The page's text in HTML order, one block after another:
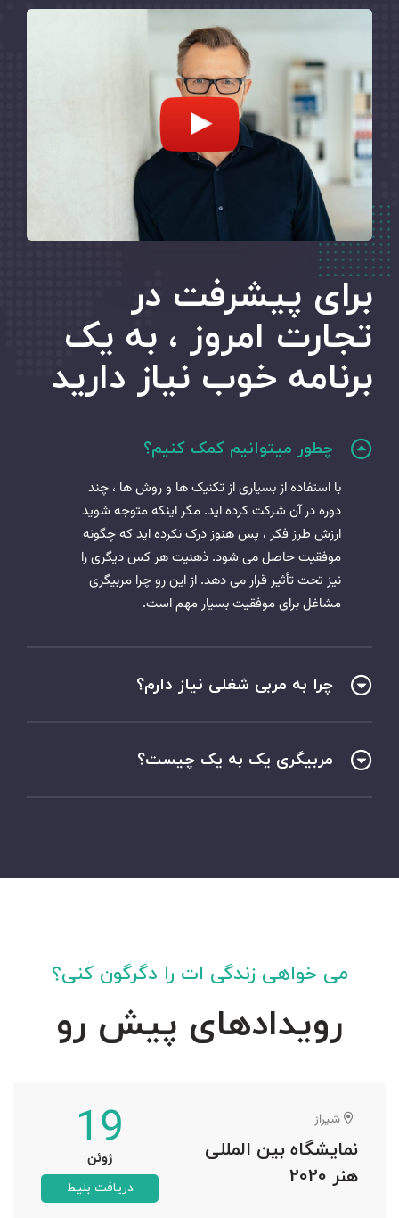
بخشیدن به خوانندگان
برای پیشرفت در
تجارت امروز ، به یک
برنامه خوب نیاز دارید
چطور میتوانیم کمک کنیم؟
با استفاده از بسیاری از تکنیک ها و روش ها ، چند
دوره در آن شرکت کرده اید. مگر اینکه متوجه شوید
ارزش طرز فکر ، پس هنوز درک نکرده اید که چگونه
موفقیت حاصل می شود. ذهنیت هر کس دیگری را
نیز تحت تأثیر قرار می دهد. از این رو چرا مربیگری
مشاغل برای موفقیت بسیار مهم است.
چرا به مربی شغلی نیاز دارم؟
مربیگری یک به یک چیست؟
می خواهی زندگی ات را دگرگون کنی؟
رویدادهای پیش رو
شیراز
نمایشگاه بین المللی
هنر 2020
19
ژوئن
دریافت بلیط